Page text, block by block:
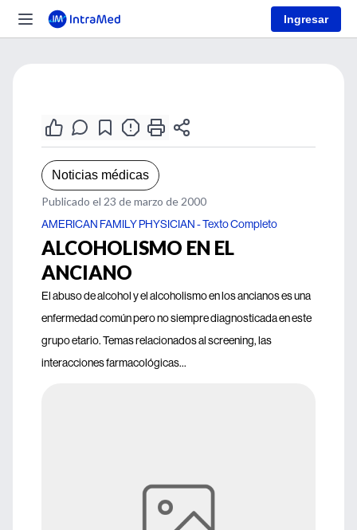
Ingresar
Noticias médicas
Publicado el 23 de marzo de 2000
AMERICAN FAMILY PHYSICIAN - Texto Completo
ALCOHOLISMO EN EL
ANCIANO
El abuso de alcohol y el alcoholismo en los ancianos es una
enfermedad común pero no siempre diagnosticada en este
grupo etario. Temas relacionados al screening, las
interacciones farmacológicas...